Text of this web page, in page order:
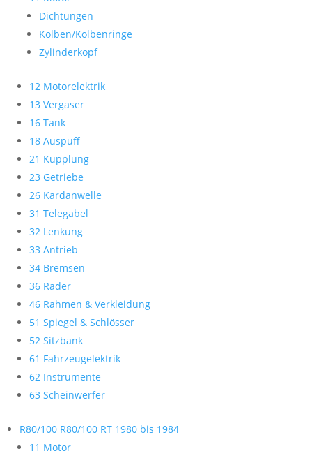
Dichtungen
Kolben/Kolbenringe
Zylinderkopf
12 Motorelektrik
13 Vergaser
16 Tank
18 Auspuff
21 Kupplung
23 Getriebe
26 Kardanwelle
31 Telegabel
32 Lenkung
33 Antrieb
34 Bremsen
36 Räder
46 Rahmen & Verkleidung
51 Spiegel & Schlösser
52 Sitzbank
61 Fahrzeugelektrik
62 Instrumente
63 Scheinwerfer
R80/100 R80/100 RT 1980 bis 1984
11 Motor